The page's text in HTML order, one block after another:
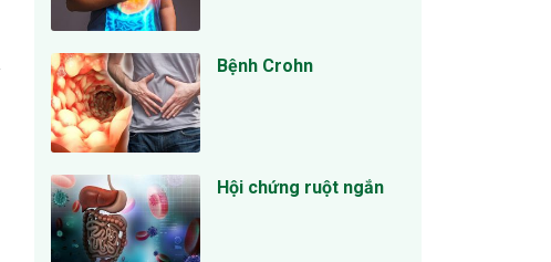
Bệnh Crohn
Hội chứng ruột ngắn